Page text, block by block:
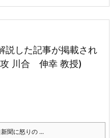
説した記事が掲載され
攻 川合 伸幸 教授)
聞に怒りの ...